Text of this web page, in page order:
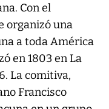
Con el
organizó una
a toda América
en 1803 en La
La comitiva,
Francisco